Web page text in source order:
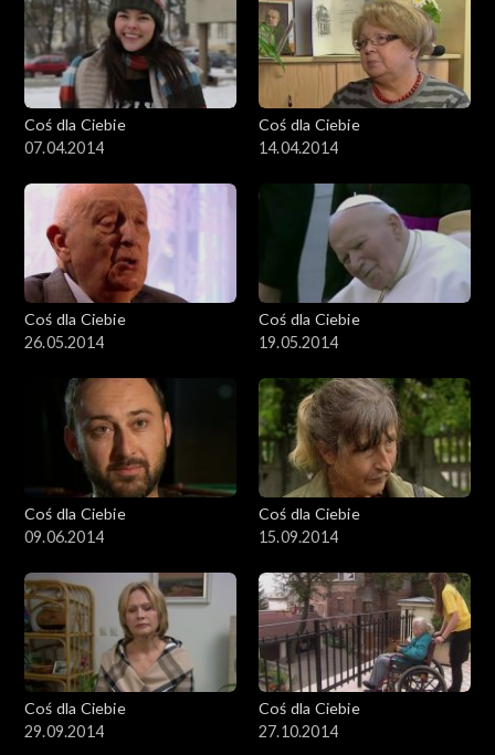
Coś dla Ciebie
07.04.2014
Coś dla Ciebie
14.04.2014
Coś dla Ciebie
26.05.2014
Coś dla Ciebie
19.05.2014
Coś dla Ciebie
09.06.2014
Coś dla Ciebie
15.09.2014
Coś dla Ciebie
29.09.2014
Coś dla Ciebie
27.10.2014